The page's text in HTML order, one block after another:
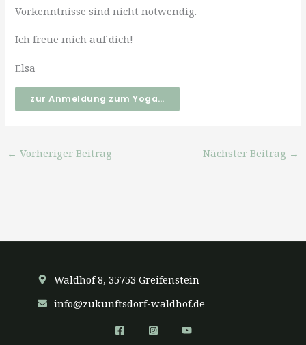
Vorkenntnisse sind nicht notwendig.
Ich freue mich auf dich!
Elsa
zur Anmeldung zum Yoga…
← Vorheriger Beitrag Nächster Beitrag →
Waldhof 8, 35753 Greifenstein
info@zukunftsdorf-waldhof.de